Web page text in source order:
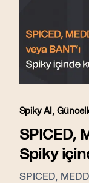
Spiky AI ,
SPICED,
Spiky
SPICED,